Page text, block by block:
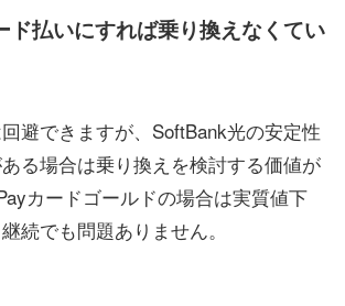
ド払いにすれば乗り換えなくてい
避できますが、SoftBank光の安定性
る場合は乗り換えを検討する価値が
カードゴールドの場合は実質値下
続でも問題ありません。